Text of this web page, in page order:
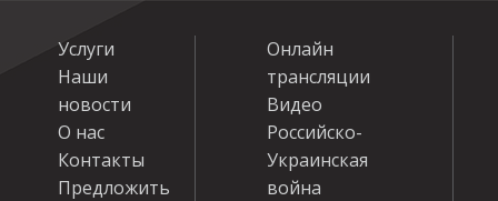
Услуги
Наши
новости
О нас
Контакты
Предложить
Онлайн
трансляции
Видео
Российско-
Украинская
война